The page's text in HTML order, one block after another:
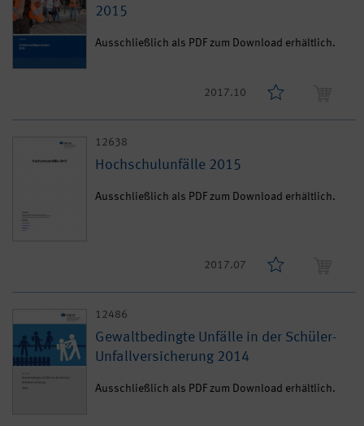
2015
Ausschließlich als PDF zum Download erhältlich.
2017.10
12638
Hochschulunfälle 2015
Ausschließlich als PDF zum Download erhältlich.
2017.07
12486
Gewaltbedingte Unfälle in der Schüler-
Unfallversicherung 2014
Ausschließlich als PDF zum Download erhältlich.